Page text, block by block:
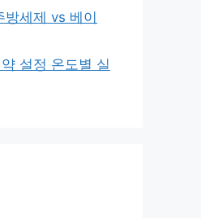
방세제 vs 베이
설정 온도별 실